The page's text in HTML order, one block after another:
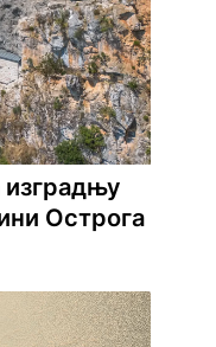
изградњу
Острога